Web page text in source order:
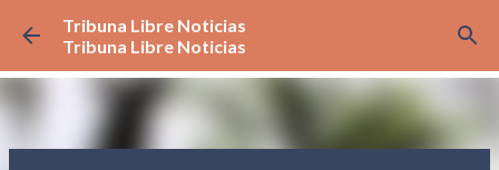
Ir al contenido principal
Tribuna Libre Noticias
Tribuna Libre Noticias